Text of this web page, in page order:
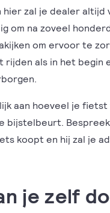
hier zal je dealer altijd
om na zoveel
om ervoor te
rijden als in het begin
aan hoeveel je fietst
bijstelbeurt.
koopt en hij zal je
je zelf